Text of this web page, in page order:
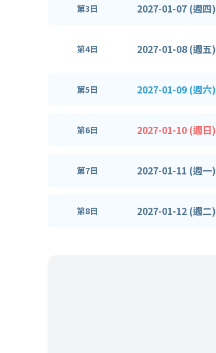
第3日 2027-01-07 (週四)
第4日 2027-01-08 (週五)
第5日 2027-01-09 (週六)
第6日 2027-01-10 (週日)
第7日 2027-01-11 (週一)
第8日 2027-01-12 (週二)